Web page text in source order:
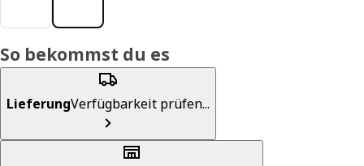
So bekommst du es
LieferungVerfügbarkeit prüfen...